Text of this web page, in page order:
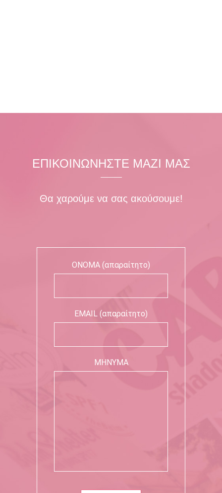
ΕΠΙΚΟΙΝΩΝΗΣΤΕ ΜΑΖΙ ΜΑΣ
Θα χαρούμε να σας ακούσουμε!
ΟΝΟΜΑ (απαραίτητο)
EMAIL (απαραίτητο)
ΜΗΝΥΜΑ